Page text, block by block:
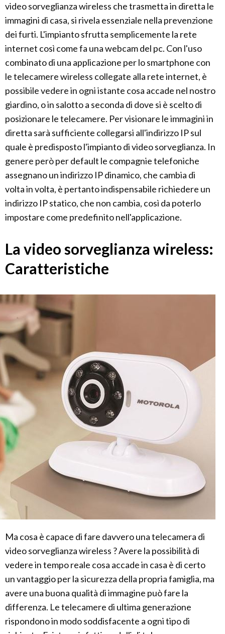
video sorveglianza wireless che trasmetta in diretta le
immagini di casa, si rivela essenziale nella prevenzione
dei furti. L'impianto sfrutta semplicemente la rete
internet così come fa una webcam del pc. Con l'uso
combinato di una applicazione per lo smartphone con
le telecamere wireless collegate alla rete internet, è
possibile vedere in ogni istante cosa accade nel nostro
giardino, o in salotto a seconda di dove si è scelto di
posizionare le telecamere. Per visionare le immagini in
diretta sarà sufficiente collegarsi all'indirizzo IP sul
quale è predisposto l'impianto di video sorveglianza. In
genere però per default le compagnie telefoniche
assegnano un indirizzo IP dinamico, che cambia di
volta in volta, è pertanto indispensabile richiedere un
indirizzo IP statico, che non cambia, così da poterlo
impostare come predefinito nell'applicazione.
La video sorveglianza wireless:
Caratteristiche
Ma cosa è capace di fare davvero una telecamera di
video sorveglianza wireless ? Avere la possibilità di
vedere in tempo reale cosa accade in casa è di certo
un vantaggio per la sicurezza della propria famiglia, ma
avere una buona qualità di immagine può fare la
differenza. Le telecamere di ultima generazione
rispondono in modo soddisfacente a ogni tipo di